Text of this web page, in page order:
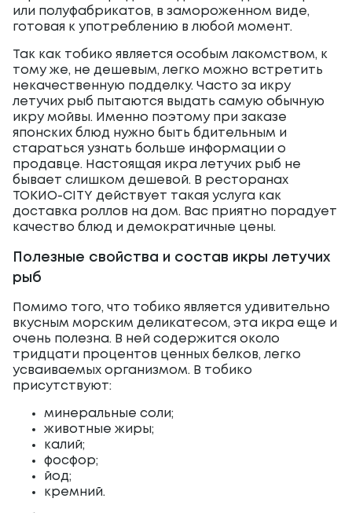
или полуфабрикатов, в замороженном виде,
готовая к употреблению в любой момент.
Так как тобико является особым лакомством, к
тому же, не дешевым, легко можно встретить
некачественную подделку. Часто за икру
летучих рыб пытаются выдать самую обычную
икру мойвы. Именно поэтому при заказе
японских блюд нужно быть бдительным и
стараться узнать больше информации о
продавце. Настоящая икра летучих рыб не
бывает слишком дешевой. В ресторанах
ТОКИО-CITY действует такая услуга как
доставка роллов на дом. Вас приятно порадует
качество блюд и демократичные цены.
Полезные свойства и состав икры летучих
рыб
Помимо того, что тобико является удивительно
вкусным морским деликатесом, эта икра еще и
очень полезна. В ней содержится около
тридцати процентов ценных белков, легко
усваиваемых организмом. В тобико
присутствуют:
минеральные соли;
животные жиры;
калий;
фосфор;
йод;
кремний.